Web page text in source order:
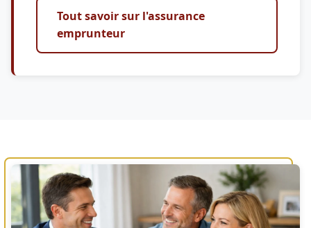
Tout savoir sur l'assurance
emprunteur